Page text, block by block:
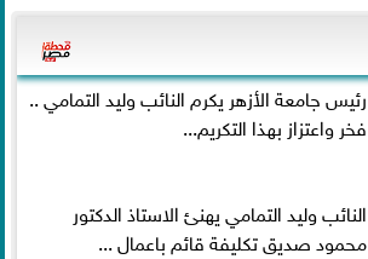
رئيس جامعة الأزهر يكرم النائب وليد التمامي ..
فخر واعتزاز بهذا التكريم...
النائب وليد التمامي يهنئ الاستاذ الدكتور
محمود صديق تكليفة قائم باعمال ...